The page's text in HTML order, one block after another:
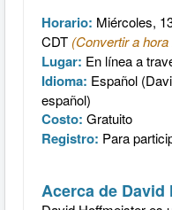
Horario: Miércoles,
CDT (Convertir a hora
Lugar: En línea a
Idioma: Español
español)
Costo: Gratuito
Registro: Para
Acerca de David